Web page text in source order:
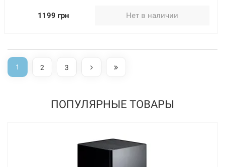
1199 грн Нет в наличии
1 2 3
ПОПУЛЯРНЫЕ ТОВАРЫ